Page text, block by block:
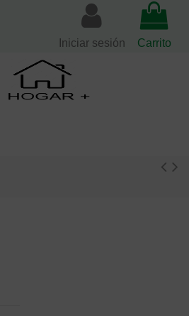
Iniciar sesión Carrito